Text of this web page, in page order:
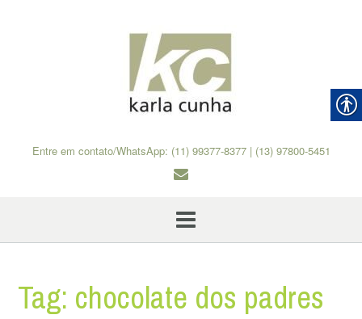
Entre em contato/WhatsApp: (11) 99377-8377 | (13) 97800-5451
Tag: chocolate dos padres